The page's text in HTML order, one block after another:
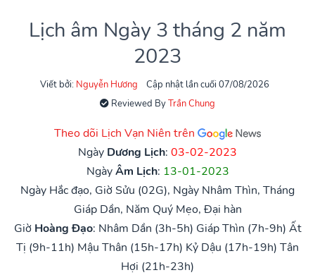
Lịch âm Ngày 3 tháng 2 năm
2023
Viết bởi: Nguyễn Hương
Cập nhật lần cuối 07/08/2026
Reviewed ByTrần Chung
Theo dõi Lịch Vạn Niên trên
Ngày Dương Lịch: 03-02-2023
NgàyÂm Lịch: 13-01-2023
Ngày Hắc đạo, Giờ Sửu (02G), Ngày Nhâm Thìn, Tháng
Giáp Dần, Năm Quý Mẹo, Đại hàn
Giờ Hoàng Đạo: Nhâm Dần (3h-5h) Giáp Thìn (7h-9h) Ất
Tị (9h-11h) Mậu Thân (15h-17h) Kỷ Dậu (17h-19h) Tân
Hợi (21h-23h)